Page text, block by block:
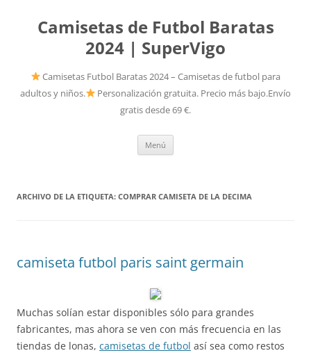
Camisetas de Futbol Baratas
2024 | SuperVigo
Camisetas Futbol Baratas 2024 – Camisetas de futbol para
adultos y niños.
Personalización gratuita. Precio más bajo.Envío
gratis desde 69 €.
Menú
ARCHIVO DE LA ETIQUETA: COMPRAR CAMISETA DE LA DECIMA
camiseta futbol paris saint germain
Muchas solían estar disponibles sólo para grandes
fabricantes, mas ahora se ven con más frecuencia en las
tiendas de lonas, camisetas de futbol así sea como restos